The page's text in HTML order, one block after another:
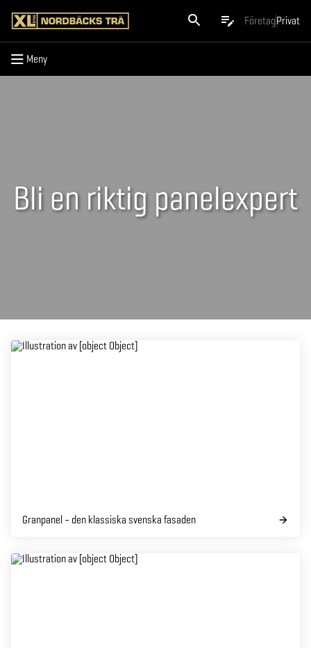
FöretagPrivat
Meny
Meny
Bli en riktig panelexpert
Granpanel – den klassiska svenska fasaden